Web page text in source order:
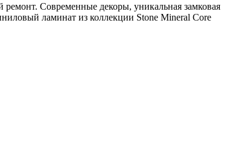
Современные декоры, уникальная замковая
ламинат из коллекции Stone Mineral Core